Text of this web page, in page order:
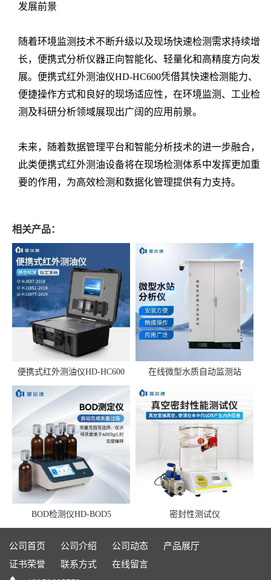
发展前景
随着环境监测技术不断升级以及现场快速检测需求持续增
长，便携式分析仪器正向智能化、轻量化和高精度方向发
展。便携式红外测油仪HD-HC600凭借其快速检测能力、
便捷操作方式和良好的现场适应性，在环境监测、工业检
测及科研分析领域展现出广阔的应用前景。
未来，随着数据管理平台和智能分析技术的进一步融合，
此类便携式红外测油设备将在现场检测体系中发挥更加重
要的作用，为高效检测和数据化管理提供有力支持。
相关产品：
便携式红外测油仪HD-HC600 在线微型水质自动监测站
BOD检测仪HD-BOD5 密封性测试仪
公司首页 公司介绍 公司动态
产品展厅
证书荣誉
联系方式
在线留言